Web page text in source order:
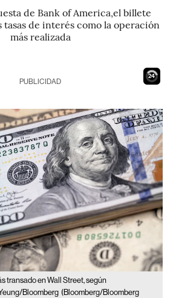
de Bank of America,el billete
tasas de interés como la operación
más realizada
23
PUBLICIDAD
transado en Wall Street, según
Bloomberg (Bloomberg/Bloomberg